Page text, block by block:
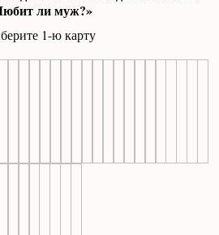
ли муж?»
1-ю карту